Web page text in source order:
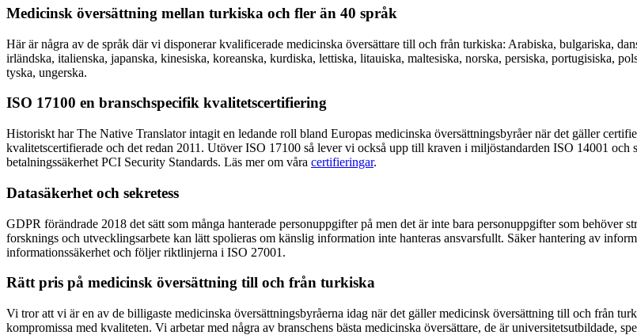
Medicinsk översättning mellan turkiska och fler än 40 språk
Här är några av de språk där vi disponerar kvalificerade medicinska översättare till och från turkiska: Arabiska, bulgariska,
irländska, italienska, japanska, kinesiska, koreanska, kurdiska, lettiska, litauiska, maltesiska, norska, persiska, portugisiska,
tyska, ungerska.
ISO 17100 en branschspecifik kvalitetscertifiering
Historiskt har The Native Translator intagit en ledande roll bland Europas medicinska översättningsbyråer när det gäller
kvalitetscertifierade och det redan 2011. Utöver ISO 17100 så lever vi också upp till kraven i miljöstandarden ISO 14001 och
betalningssäkerhet PCI Security Standards. Läs mer om våra certifieringar.
Datasäkerhet och sekretess
GDPR förändrade 2018 det sätt som många hanterade personuppgifter på men det är inte bara personuppgifter som behöver
forsknings och utvecklingsarbete kan lätt spolieras om känslig information inte hanteras ansvarsfullt. Säker hantering av
informationssäkerhet och följer riktlinjerna i ISO 27001.
Rätt pris på medicinsk översättning till och från turkiska
Vi tror att vi är en av de billigaste medicinska översättningsbyråerna idag när det gäller medicinsk översättning till och från
kompromissa med kvaliteten. Vi arbetar med några av branschens bästa medicinska översättare, de är universitetsutbildade,